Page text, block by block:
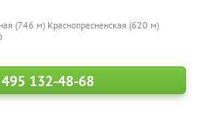
(746 м) Краснопресненская (620 м)
132-48-68